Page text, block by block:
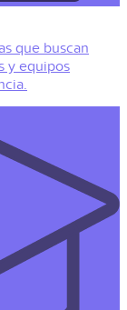
que buscan
y equipos